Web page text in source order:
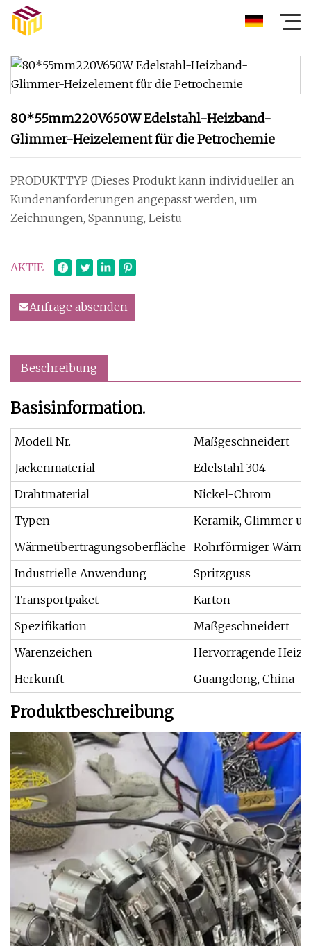
80*55mm220V650W Edelstahl-Heizband-
Glimmer-Heizelement für die Petrochemie
PRODUKTTYP (Dieses Produkt kann individueller an
Kundenanforderungen angepasst werden, um
Zeichnungen, Spannung, Leistu
AKTIE
Anfrage absenden
Beschreibung
Basisinformation.
Modell Nr.
Maßgeschneidert
Jackenmaterial
Edelstahl 304
Drahtmaterial
Nickel-Chrom
Typen
Keramik, Glimmer
Wärmeübertragungsoberfläche Rohrförmiger
Industrielle Anwendung
Spritzguss
Transportpaket
Karton
Spezifikation
Maßgeschneidert
Warenzeichen
Hervorragende
Herkunft
Guangdong, China
Produktbeschreibung